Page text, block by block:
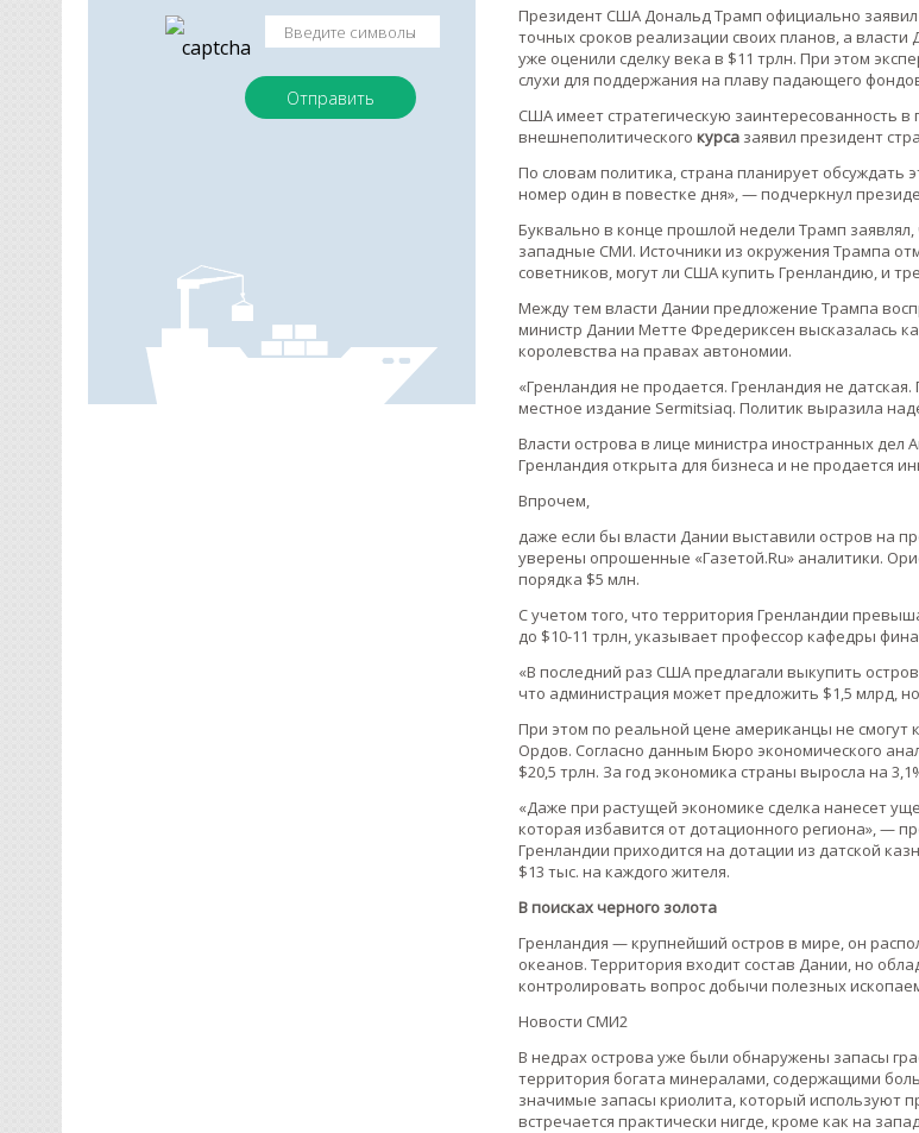
Президент США Дональд Трамп официально
точных сроков реализации своих планов, а
уже оценили сделку века в $11 трлн. При этом
слухи для поддержания на плаву падающего
США имеет стратегическую заинтересованность
внешнеполитического курса заявил президент
По словам политика, страна планирует обсуждать
номер один в повестке дня», — подчеркнул
Буквально в конце прошлой недели Трамп
западные СМИ. Источники из окружения Трампа
советников, могут ли США купить Гренландию, и
Между тем власти Дании предложение Трампа
министр Дании Метте Фредериксен высказалась
королевства на правах автономии.
«Гренландия не продается. Гренландия не
местное издание Sermitsiaq. Политик выразила
Власти острова в лице министра иностранных дел
Гренландия открыта для бизнеса и не продается
Впрочем,
даже если бы власти Дании выставили остров на
уверены опрошенные «Газетой.Ru» аналитики.
порядка $5 млн.
С учетом того, что территория Гренландии
до $10-11 трлн, указывает профессор кафедры
«В последний раз США предлагали выкупить
что администрация может предложить $1,5 млрд,
При этом по реальной цене американцы не
Ордов. Согласно данным Бюро экономического
$20,5 трлн. За год экономика страны выросла на
«Даже при растущей экономике сделка нанесет
которая избавится от дотационного региона», —
Гренландии приходится на дотации из датской
$13 тыс. на каждого жителя.
В поисках черного золота
Гренландия — крупнейший остров в мире, он
океанов. Территория входит состав Дании, но
контролировать вопрос добычи полезных
Новости СМИ2
В недрах острова уже были обнаружены запасы
территория богата минералами, содержащими
значимые запасы криолита, который используют
встречается практически нигде, кроме как на